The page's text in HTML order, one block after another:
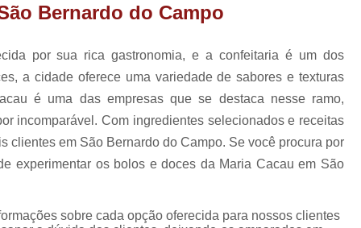
Lembrancinha Cha de Bebê Menina
Lembrancinhas Chá de Bebê
Lembrancinhas de Cha de Bebê Menino
Lembrancinhas para Cha de Bebê
Lembrancinha de
Bernardo do Campo
por sua rica gastronomia, e a confeitaria é um dos
a cidade oferece uma variedade de sabores e texturas
é uma das empresas que se destaca nesse ramo,
incomparável. Com ingredientes selecionados e receitas
clientes em São Bernardo do Campo. Se você procura por
experimentar os bolos e doces da Maria Cacau em São
sobre cada opção oferecida para nossos clientes